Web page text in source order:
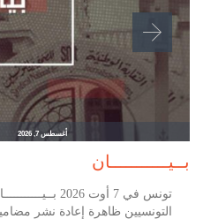
أغسطس 7, 2026
بــيـــــــــــان
تونس في 7 أوت
التونسيين ظاهرة إعادة نشر